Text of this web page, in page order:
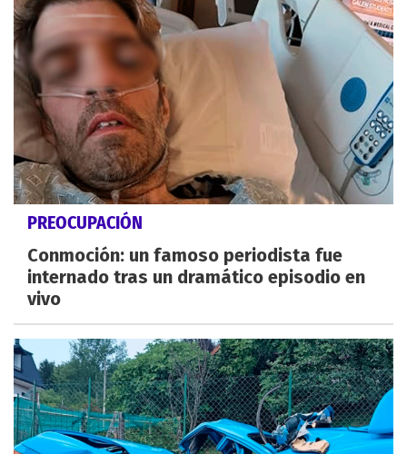
PREOCUPACIÓN
Conmoción: un famoso periodista fue
internado tras un dramático episodio en
vivo